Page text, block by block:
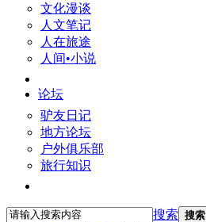
文化漫谈
人文笔记
人在旅途
人间•小说
论坛
驴友日记
地方论坛
户外俱乐部
旅行知识
搜索 搜索